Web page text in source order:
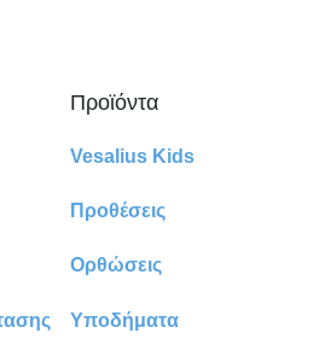
Προϊόντα
Vesalius Kids
Προθέσεις
Ορθώσεις
Υποδήματα